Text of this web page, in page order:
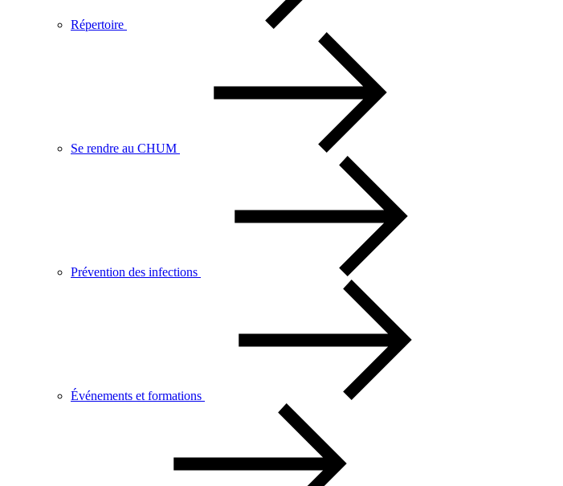
Répertoire
Se rendre au CHUM
Prévention des infections
Événements et formations